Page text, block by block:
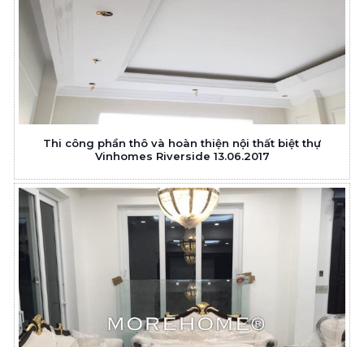
Thi công phần thô và hoàn thiện nội thất biệt thự
Vinhomes Riverside 13.06.2017